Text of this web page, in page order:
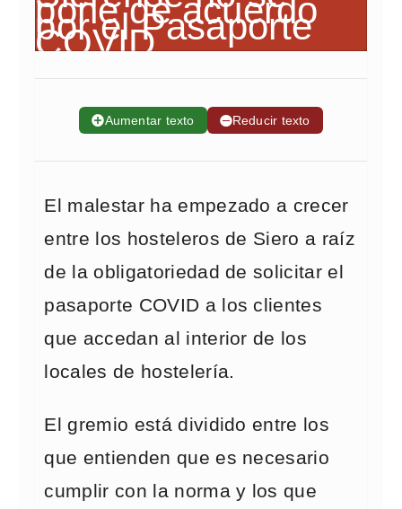
➕Aumentar texto ➖Reducir texto
El malestar ha empezado a crecer
entre los hosteleros de Siero a raíz
de la obligatoriedad de solicitar el
pasaporte COVID a los clientes
que accedan al interior de los
locales de hostelería.
El gremio está dividido entre los
que entienden que es necesario
cumplir con la norma y los que